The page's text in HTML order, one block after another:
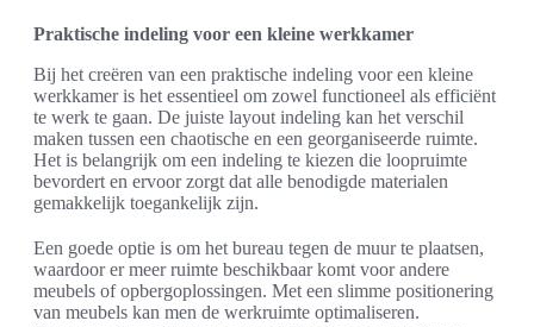
Praktische indeling voor een kleine werkkamer
Bij het creëren van een praktische indeling voor een kleine
werkkamer is het essentieel om zowel functioneel als efficiënt
te werk te gaan. De juiste layout indeling kan het verschil
maken tussen een chaotische en een georganiseerde ruimte.
Het is belangrijk om een indeling te kiezen die loopruimte
bevordert en ervoor zorgt dat alle benodigde materialen
gemakkelijk toegankelijk zijn.
Een goede optie is om het bureau tegen de muur te plaatsen,
waardoor er meer ruimte beschikbaar komt voor andere
meubels of opbergoplossingen. Met een slimme positionering
van meubels kan men de werkruimte optimaliseren.